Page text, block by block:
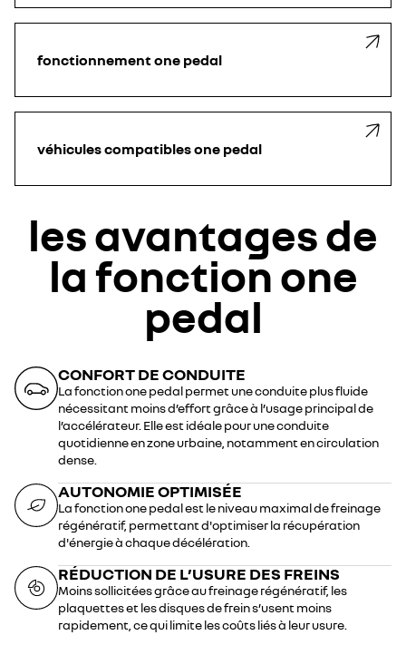
fonctionnement one pedal
véhicules compatibles one pedal
les avantages de
la fonction one
pedal
CONFORT DE CONDUITE
La fonction one pedal permet une conduite plus fluide
nécessitant moins d’effort grâce à l’usage principal de
l’accélérateur. Elle est idéale pour une conduite
quotidienne en zone urbaine, notamment en circulation
dense.
AUTONOMIE OPTIMISÉE
La fonction one pedal est le niveau maximal de freinage
régénératif, permettant d'optimiser la récupération
d'énergie à chaque décélération.
RÉDUCTION DE L’USURE DES FREINS
Moins sollicitées grâce au freinage régénératif, les
plaquettes et les disques de frein s’usent moins
rapidement, ce qui limite les coûts liés à leur usure.